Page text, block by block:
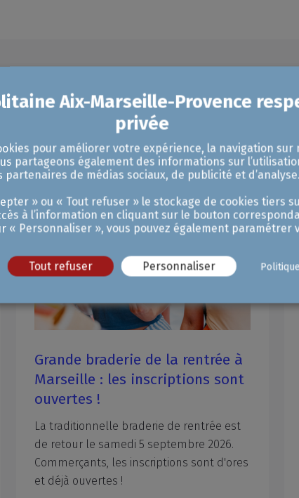
Nos dernières actualités
Rencontres ITER à
Aix-en-Provence : des besoins
identifiés pour des marchés à
conquérir !
Organisées par le CEA, l’agence ITER
France et le réseau des CCI de Provence-
Alpes-Côte d’Azur et placé sous le haut
pour améliorer votre expérience, la navigation sur
partageons également des informations sur
partenaires de médias sociaux, de publicité et d’analyse.
» ou « Tout refuser » le stockage de cookies tiers
à l’information en cliquant sur le bouton
« Personnaliser », vous pouvez également paramétrer
Tout refuser Personnaliser